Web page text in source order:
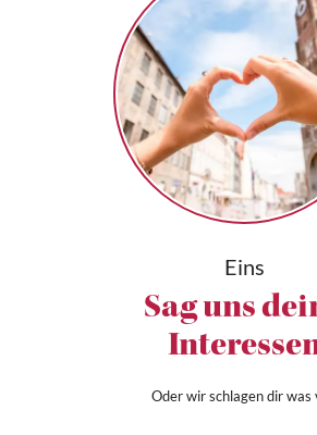
Eins
Sag uns
Oder wir schlagen dir was